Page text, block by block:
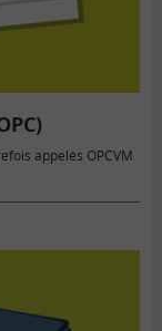
appelés OPCVM